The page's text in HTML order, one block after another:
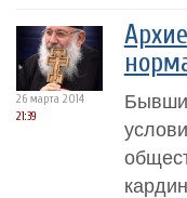
26 марта 2014
21:39